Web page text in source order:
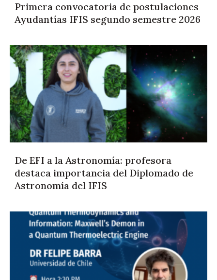
Primera convocatoria de postulaciones
Ayudantías IFIS segundo semestre 2026
De EFI a la Astronomía: profesora
destaca importancia del Diplomado de
Astronomía del IFIS